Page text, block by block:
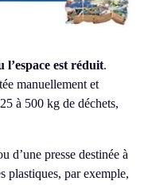
l’espace est réduit.
manuellement et
à 500 kg de déchets,
d’une presse destinée à
plastiques, par exemple,